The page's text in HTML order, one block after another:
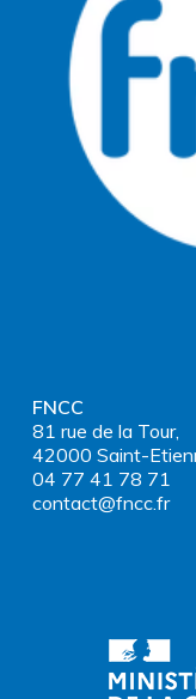
FNCC
81 rue de la Tour,
42000 Saint-
04 77 41 78 71
contact@fncc.fr